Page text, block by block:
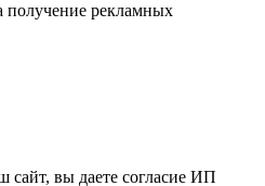
получение рекламных
сайт, вы даете согласие ИП